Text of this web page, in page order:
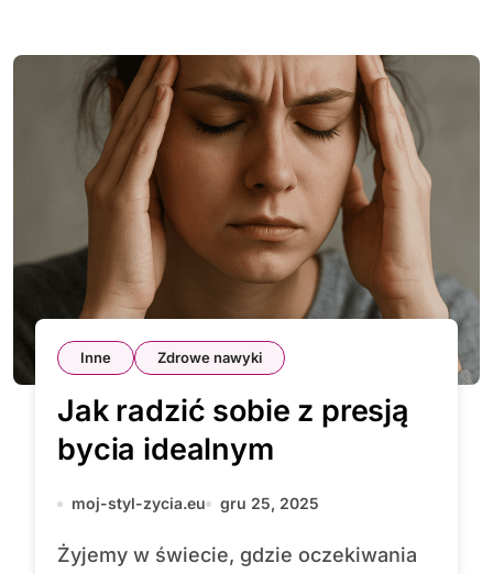
Inne Zdrowe nawyki
Jak radzić sobie z presją
bycia idealnym
moj-styl-zycia.eu gru 25, 2025
Żyjemy w świecie, gdzie oczekiwania